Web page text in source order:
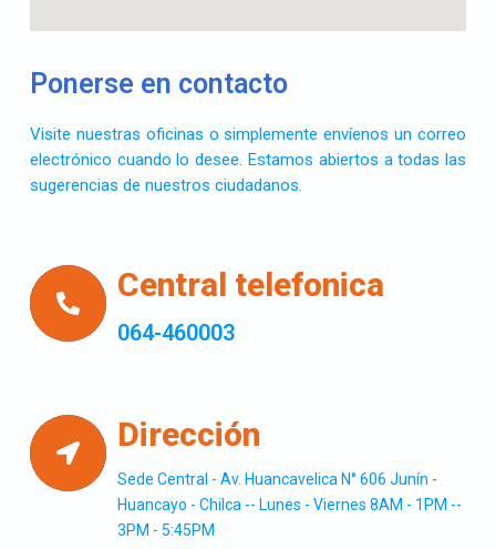
Ponerse en contacto
Visite nuestras oficinas o simplemente envíenos un correo
electrónico cuando lo desee. Estamos abiertos a todas las
sugerencias de nuestros ciudadanos.
Central telefonica
064-460003
Dirección
Sede Central - Av. Huancavelica N° 606 Junín -
Huancayo - Chilca -- Lunes - Viernes 8AM - 1PM --
3PM - 5:45PM